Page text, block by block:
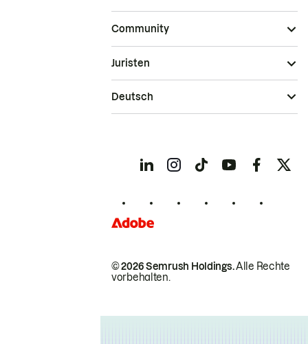
Community
© 2026 Semrush Holdings.Alle Rechte
vorbehalten.
Juristen
Deutsch